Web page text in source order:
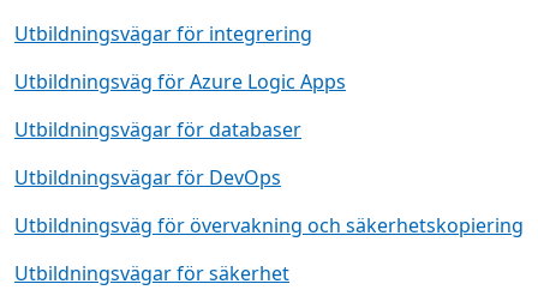
Utbildningsvägar för integrering
Utbildningsväg för Azure Logic Apps
Utbildningsvägar för databaser
Utbildningsvägar för DevOps
Utbildningsväg för övervakning och säkerhetskopiering
Utbildningsvägar för säkerhet